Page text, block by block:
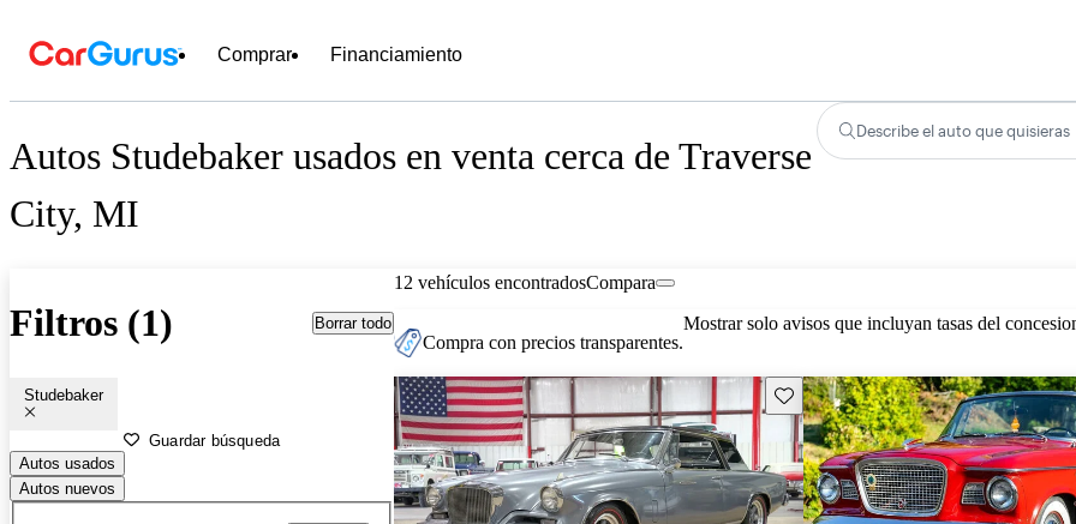
Comprar Financiamiento
Autos Studebaker usados en venta cerca de Traverse
City, MI
Describe el auto que quisieras
Filtros (1) Borrar todo
Studebaker
Guardar búsqueda
Autos usados
Autos nuevos
12 vehículos encontradosCompara
Compra con precios transparentes.
Mostrar solo avisos que incluyan tasas del
Guarda este Aviso